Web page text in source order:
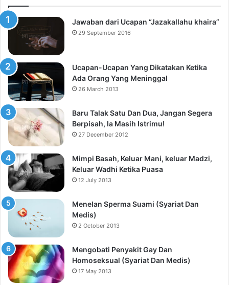
Jawaban dari Ucapan “Jazakallahu khaira”
29 September 2016
Ucapan-Ucapan Yang Dikatakan Ketika
Ada Orang Yang Meninggal
26 March 2013
Baru Talak Satu Dan Dua, Jangan Segera
Berpisah, Ia Masih Istrimu!
27 December 2012
Mimpi Basah, Keluar Mani, keluar Madzi,
Keluar Wadhi Ketika Puasa
12 July 2013
Menelan Sperma Suami (Syariat Dan
Medis)
2 October 2013
Mengobati Penyakit Gay Dan
Homoseksual (Syariat Dan Medis)
17 May 2013